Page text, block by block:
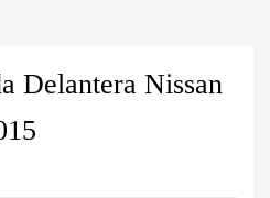
Delantera Nissan